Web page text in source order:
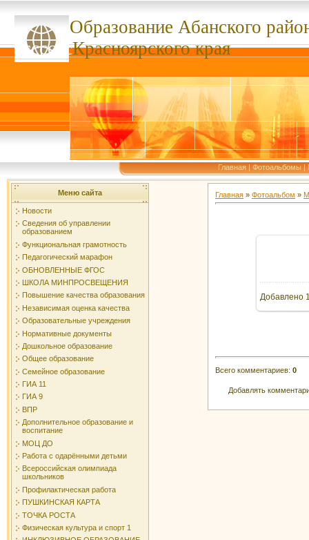
Образование Абанского
сссссссКрасноярского края
Главная | Фотоальбомы |
Меню сайта
Новости
Сведения об управлении
образованием
Функциональная грамотность
Педагогический марафон
ОБНОВЛЕННЫЕ ФГОС
ШКОЛА МИНПРОСВЕЩЕНИЯ
Повышение качества образования
Независимая оценка качества
Образовательные учреждения
Нормативные документы
Дошкольное образование
Общее образование
Семейное образование
ГИА 11
ГИА 9
ВПР
Дополнительное образование и
воспитание
МОЦ ДО
Работа с одарёнными детьми
Всероссийская олимпиада
школьников
Профилактическая работа
ПУШКИНСКАЯ КАРТА
ТОЧКА РОСТА
Физическая культура и спорт 1
Главная » Фотоальбом »
Добавлено
Всего комментариев: 0
Добавлять